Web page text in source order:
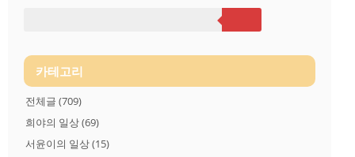
된 앱은 내가 다운로드한 기기와 상관없는 기기의 동작까지 고려
된 코드와 리소스가 있어 앱 자체 크기가 클 수밖에 없어 다운로
드하는데 사용자의 비용이 커지게 됩니다. 이를 해결하고자 구글
카테고리
전체글 (709)
희야의 일상(69)
서윤이의 일상(15)